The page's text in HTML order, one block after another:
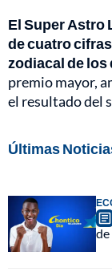
El Super Astro
de cuatro
zodiacal de
premio mayor,
el resultado del
Últimas